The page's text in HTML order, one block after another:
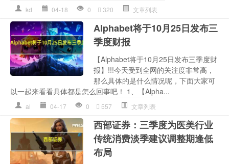
kd 04-18 0 320 文章列表
Alphabet将于10月25日发布三
季度财报
【Alphabet将于10月25日发布三季度财
报】!!!今天受到全网的关注度非常高，
那么具体的是什么情况呢，下面大家可
以一起来看看具体都是怎么回事吧！ 1、【Alpha...
al 04-17 0 557 文章列表
西部证券：三季度为医美行业
传统消费淡季建议调整期逢低
布局